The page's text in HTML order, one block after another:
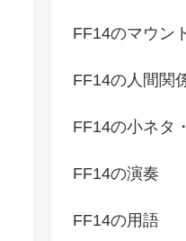
FF14のマウン
FF14の人間関
FF14の小ネタ
FF14の演奏
FF14の用語